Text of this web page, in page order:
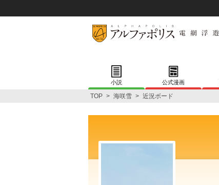
小説 公式漫画
TOP > 海咲雪 > 近況ボード